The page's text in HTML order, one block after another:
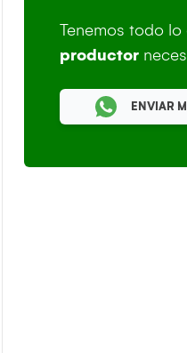
Tenemos todo lo
productor
ENVIAR